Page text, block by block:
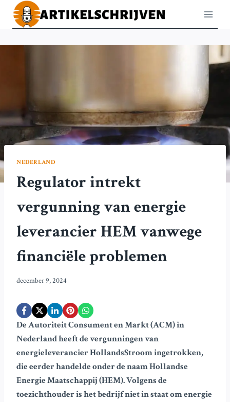
Doorgaan
naar
NEDERLAND
Regulator intrekt
vergunning van energie
leverancier HEM vanwege
financiële problemen
december 9, 2024
De Autoriteit Consument en Markt (ACM) in
Nederland heeft de vergunningen van
energieleverancier HollandsStroom ingetrokken,
die eerder handelde onder de naam Hollandse
Energie Maatschappij (HEM). Volgens de
toezichthouder is het bedrijf niet in staat om energie